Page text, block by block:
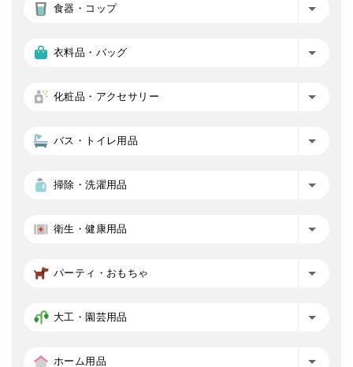
食器・コップ
衣料品・バッグ
化粧品・アクセサリー
バス・トイレ用品
掃除・洗濯用品
衛生・健康用品
パーティ・おもちゃ
大工・園芸用品
ホーム用品